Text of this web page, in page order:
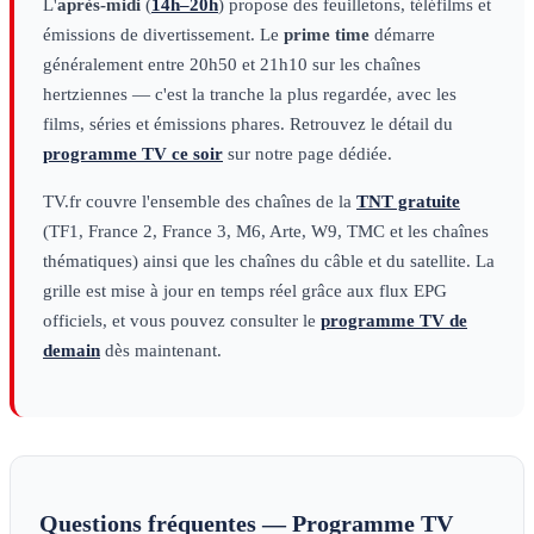
L'après-midi (14h–20h) propose des feuilletons, téléfilms et
émissions de divertissement. Le prime time démarre
généralement entre 20h50 et 21h10 sur les chaînes
hertziennes — c'est la tranche la plus regardée, avec les
films, séries et émissions phares. Retrouvez le détail du
programme TV ce soir sur notre page dédiée.
TV.fr couvre l'ensemble des chaînes de la TNT gratuite
(TF1, France 2, France 3, M6, Arte, W9, TMC et les chaînes
thématiques) ainsi que les chaînes du câble et du satellite. La
grille est mise à jour en temps réel grâce aux flux EPG
officiels, et vous pouvez consulter le programme TV de
demain dès maintenant.
Questions fréquentes — Programme TV